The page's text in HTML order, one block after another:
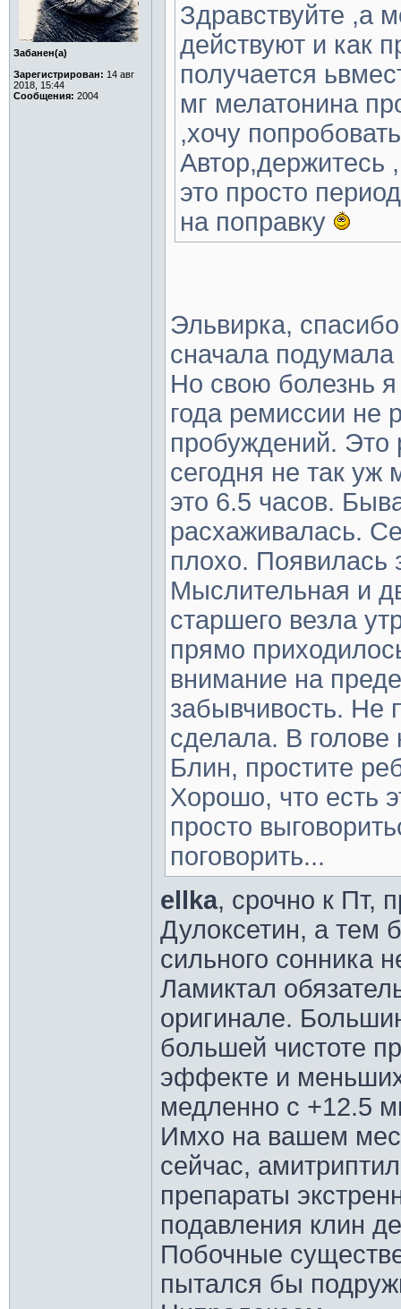
Забанен(а)
Зарегистрирован: 14 авг
2018, 15:44
Сообщения: 2004
Здравствуйте ,а
действуют и как
получается
мг мелатонина
,хочу
Автор,держитесь
это просто
на поправку
Эльвирка,
сначала подумала
Но свою болезнь
года ремиссии не
пробуждений. Это
сегодня не так уж
это 6.5 часов.
расхаживалась.
плохо. Появилась
Мыслительная и
старшего везла
прямо
внимание на
забывчивость. Не
сделала. В голове
Блин, простите
Хорошо, что есть
просто
поговорить...
ellka, срочно к Пт,
Дулоксетин, а тем
сильного сонника
Ламиктал
оригинале.
большей чистоте
эффекте и
медленно с +12.5
Имхо на вашем
сейчас,
препараты
подавления клин
Побочные
пытался бы